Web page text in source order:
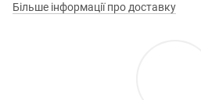
Більше інформації про доставку